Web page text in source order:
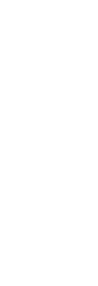
tiempo en el
conocimiento